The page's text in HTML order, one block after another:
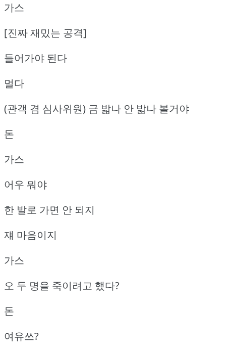
가스
[진짜 재밌는 공격]
들어가야 된다
멀다
(관객 겸 심사위원) 금 밟나 안 밟나 볼거야
돈
가스
어우 뭐야
한 발로 가면 안 되지
쟤 마음이지
가스
오 두 명을 죽이려고 했다?
돈
여유쓰?